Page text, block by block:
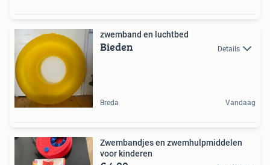
zwemband en luchtbed
Bieden Details
Breda Vandaag
Zwembandjes en zwemhulpmiddelen
voor kinderen